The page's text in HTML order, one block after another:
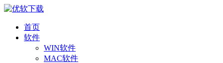
首页
软件
WIN软件
MAC软件